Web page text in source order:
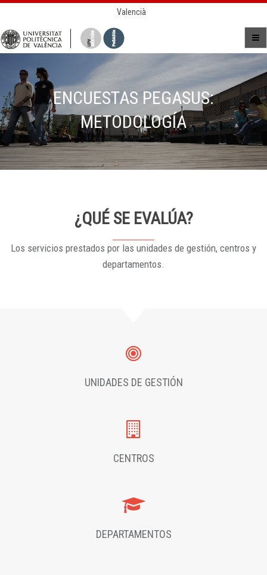
Valencià
ENCUESTAS PEGASUS:
METODOLOGÍA
¿QUÉ SE EVALÚA?
Los servicios prestados por las unidades de gestión, centros y
departamentos.
UNIDADES DE GESTIÓN
CENTROS
DEPARTAMENTOS